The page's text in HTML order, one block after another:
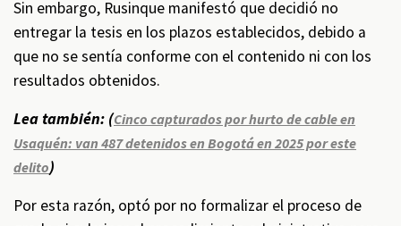
Sin embargo, Rusinque manifestó que decidió no
entregar la tesis en los plazos establecidos, debido a
que no se sentía conforme con el contenido ni con los
resultados obtenidos.
Lea también: (Cinco capturados por hurto de cable en
Usaquén: van 487 detenidos en Bogotá en 2025 por este
delito)
Por esta razón, optó por no formalizar el proceso de